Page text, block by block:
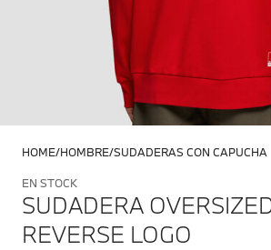
HOME HOMBRE SUDADERAS CON CAPUCHA
EN STOCK
SUDADERA
REVERSE LOGO